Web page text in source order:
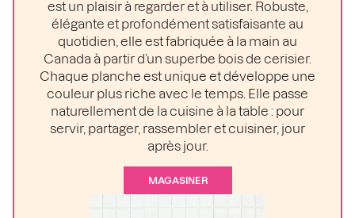
est un plaisir à regarder et à utiliser. Robuste,
élégante et profondément satisfaisante au
quotidien, elle est fabriquée à la main au
Canada à partir d’un superbe bois de cerisier.
Chaque planche est unique et développe une
couleur plus riche avec le temps. Elle passe
naturellement de la cuisine à la table : pour
servir, partager, rassembler et cuisiner, jour
après jour.
MAGASINER